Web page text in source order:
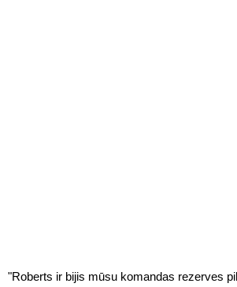
"Roberts ir bijis mūsu komandas rezerves